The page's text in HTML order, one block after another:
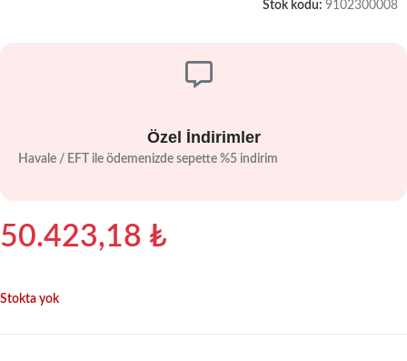
Stok kodu: 9102300008
Özel İndirimler
Havale / EFT ile ödemenizde sepette %5 indirim
50.423,18 ₺
Stokta yok